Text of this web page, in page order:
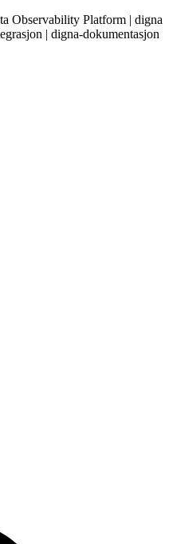
Observability Platform | digna
| digna-dokumentasjon